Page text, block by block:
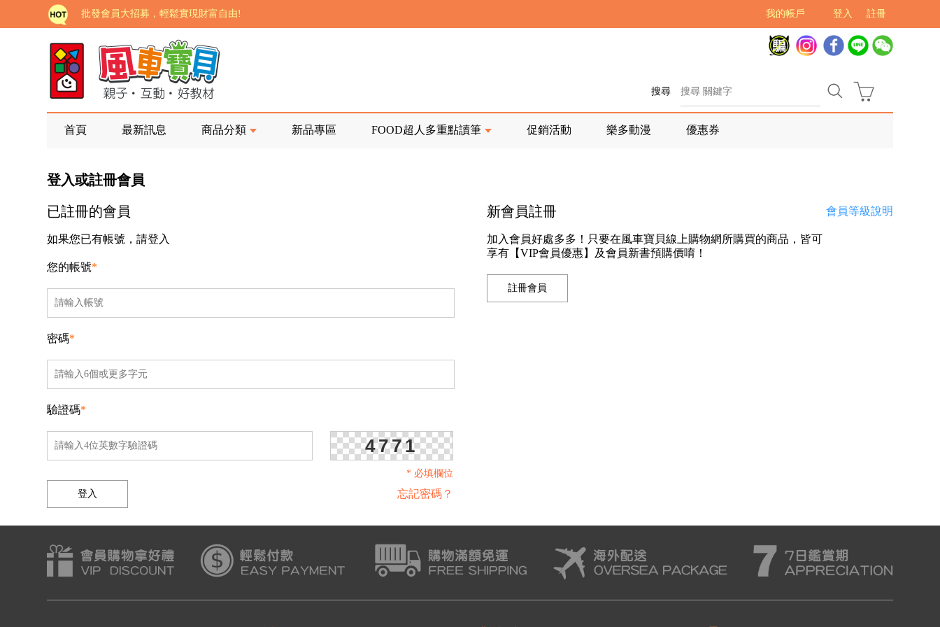
註冊
登入
我的帳戶
批發會員大招募，輕鬆實現財富自由!
如需更改或重開發票 需在訂單成立三天內通知客服 寄回發票需附上回郵郵票
老師您好!!幼教會員火熱招募中~
海外購物免煩惱！點我查看『海外購物流程說明』
家長樂了!「風車書版集團暨FOOD超人企業總部」目前正興建中!
如需更改或重開發票 需在訂單成立三天內通知客服 寄回發票需附上回郵郵票
老師您好!!幼教會員火熱招募中~
海外購物免煩惱！點我查看『海外購物流程說明』
搜尋
首頁 最新訊息 商品分類 新品專區 FOOD超人多重點讀筆 促銷活動 樂多動漫 優惠券
登入或註冊會員
已註冊的會員
如果您已有帳號，請登入
您的帳號*
密碼*
驗證碼*
4771
* 必填欄位
忘記密碼？
新會員註冊 會員等級說明
加入會員好處多多！只要在風車寶貝線上購物網所購買的商品，皆可
享有【VIP會員優惠】及會員新書預購價唷！